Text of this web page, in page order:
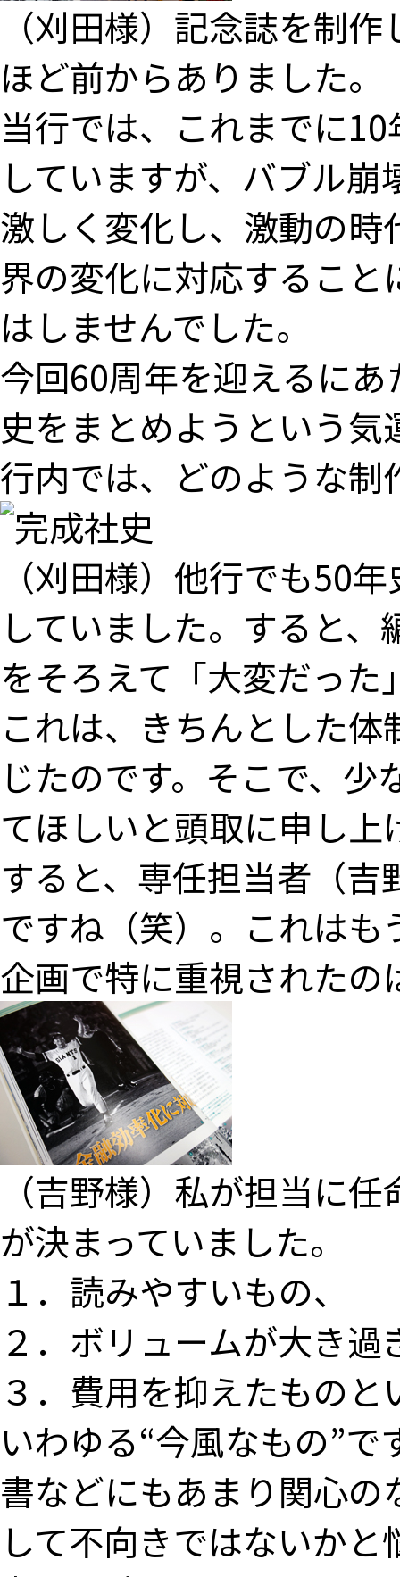
（刈田様）記念誌を制
ほど前からありました。
当行では、これまでに
していますが、バブル
激しく変化し、激動の
界の変化に対応するこ
はしませんでした。
今回60周年を迎えるに
史をまとめようという気
行内では、どのような
（刈田様）他行でも50
していました。すると
をそろえて「大変だった
これは、きちんとした
じたのです。そこで、
てほしいと頭取に申し上
すると、専任担当者（
ですね（笑）。これは
企画で特に重視された
（吉野様）私が担当に
が決まっていました。
１．読みやすいもの、
２．ボリュームが大き過
３．費用を抑えたものと
いわゆる“今風なもの”
書などにもあまり関心
して不向きではないか